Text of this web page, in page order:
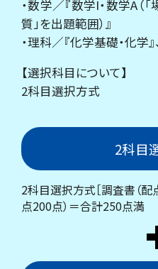
・数学／『数学I・数学A（
質」を出題範囲）』
・理科／『化学基礎・化学』
【選択科目について】
2科目選択方式
2科目
2科目選択方式［調査書（
点200点）＝合計250点満